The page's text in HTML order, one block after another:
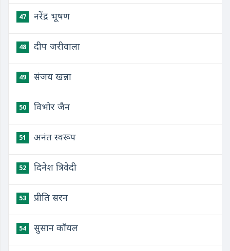
47 नरेंद्र भूषण
48 दीप जरीवाला
49 संजय खन्ना
50 विभोर जैन
51 अनंत स्वरूप
52 दिनेश त्रिवेदी
53 प्रीति सरन
54 सुसान कॉयल